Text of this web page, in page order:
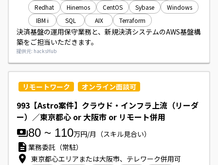
Redhat
Hinemos CentOS Sybase
Windows
IBM i
SQL AIX Terraform
決済基盤の運用保守業務と、新規決済システムのAWS基盤構
築をご担当いただきます。
提供元: hacksHub
リモートワーク オンライン面談可
993【Astro案件】クラウド・インフラ上流（リーダ
ー）／東京都心 or 大阪市 or リモート併用
80 ~ 110万円/月 （スキル見合い）
業務委託（常駐）
東京都心エリアまたは大阪市、テレワーク併用可